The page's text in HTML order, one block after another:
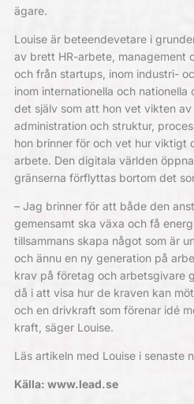
ägare.
Louise är beteendevetare i
av brett HR-arbete, management
och från startups, inom industri-
inom internationella och nationella
det själv som att hon vet vikten
administration och struktur,
hon brinner för och vet hur viktigt
arbete. Den digitala världen
gränserna förflyttas bortom det
– Jag brinner för att både den
gemensamt ska växa och få
tillsammans skapa något som är
och ännu en ny generation på
krav på företag och arbetsgivare
då i att visa hur de kraven kan
och en drivkraft som förenar idé
kraft, säger Louise.
Läs artikeln med Louise i senaste
Källa: www.lead.se